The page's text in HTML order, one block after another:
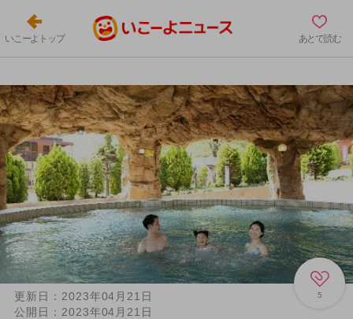
いこーよトップ あとで読む
5
更新日： 2023年04月21日
公開日： 2023年04月21日